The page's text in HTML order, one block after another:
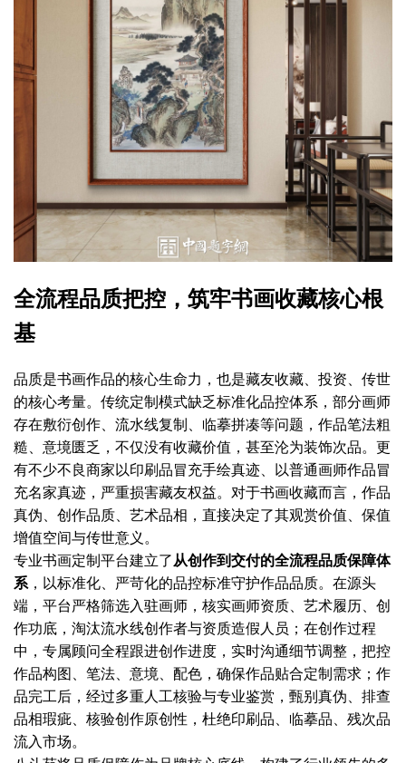
全流程品质把控，筑牢书画收藏核心根
基
品质是书画作品的核心生命力，也是藏友收藏、投资、传世
的核心考量。传统定制模式缺乏标准化品控体系，部分画师
存在敷衍创作、流水线复制、临摹拼凑等问题，作品笔法粗
糙、意境匮乏，不仅没有收藏价值，甚至沦为装饰次品。更
有不少不良商家以印刷品冒充手绘真迹、以普通画师作品冒
充名家真迹，严重损害藏友权益。对于书画收藏而言，作品
真伪、创作品质、艺术品相，直接决定了其观赏价值、保值
增值空间与传世意义。
专业书画定制平台建立了从创作到交付的全流程品质保障体
系，以标准化、严苛化的品控标准守护作品品质。在源头
端，平台严格筛选入驻画师，核实画师资质、艺术履历、创
作功底，淘汰流水线创作者与资质造假人员；在创作过程
中，专属顾问全程跟进创作进度，实时沟通细节调整，把控
作品构图、笔法、意境、配色，确保作品贴合定制需求；作
品完工后，经过多重人工核验与专业鉴赏，甄别真伪、排查
品相瑕疵、核验创作原创性，杜绝印刷品、临摹品、残次品
流入市场。